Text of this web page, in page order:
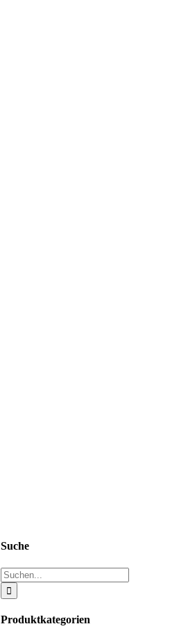
Suche
Suche
nach:
Produktkategorien